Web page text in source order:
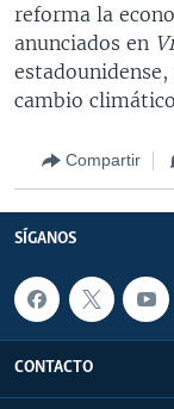
reforma la
anunciados en
cambio
Compartir
SÍGANOS
CONTACTO